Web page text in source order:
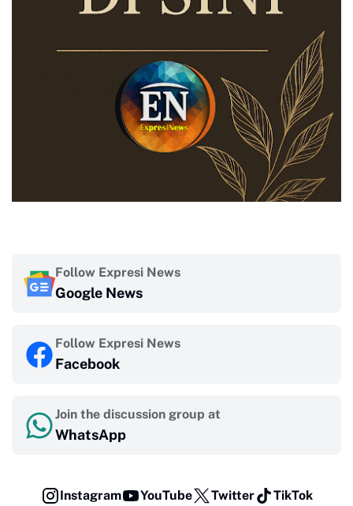
Follow Expresi News
Google News
Follow Expresi News
Facebook
Join the discussion group at
WhatsApp
Instagram YouTube Twitter
TikTok